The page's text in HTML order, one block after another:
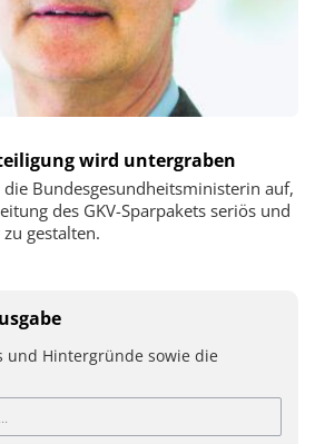
wird untergraben
Bundesgesundheitsministerin auf,
des GKV-Sparpakets seriös und
gestalten.
und Hintergründe sowie die